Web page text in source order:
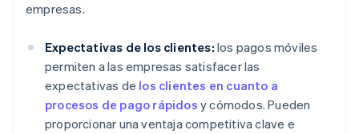
empresas.
Expectativas de los clientes: los pagos móviles
permiten a las empresas satisfacer las
expectativas de los clientes en cuanto a
procesos de pago rápidos y cómodos. Pueden
proporcionar una ventaja competitiva clave e